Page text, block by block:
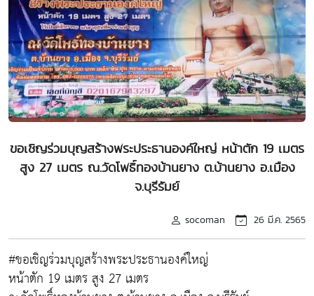
ขอเชิญร่วมบุญสร้างพระประธานองค์ใหญ่ หน้าตัก 19 เมตร
สูง 27 เมตร ณ.วัดโพธิ์ทองบ้านยาง ต.บ้านยาง อ.เมือง
จ.บุรีรัมย์
socoman 26 มี.ค. 2565
#ขอเชิญร่วมบุญสร้างพระประธานองค์ใหญ่
หน้าตัก 19 เมตร สูง 27 เมตร